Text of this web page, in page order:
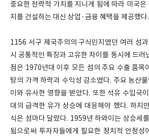
중요한 전략적 가치를 지니게 됨에 따라 미국은
지를 건설하는 대신 상업·금융 혜택을 제공했다.
1156 서구 제국주의의 구식민지였던 여러 섬
시 공통적인 특징과 고유한 차이를 동시에 드러
점은 1970년대 이후 모든 섬의 주요 수출 품목
탕의 가격 하락과 수익성 감소였다. 주요 농산
이와 유사한 영향을 받았다. 또한 석유 수입국
대의 급격한 유가 상승에 대응해야 했다. 하지
식은 섬마다 달랐다. 1959년 하와이는 상승세
됨으로써 투자자들에게 필요한 정치적 안정성